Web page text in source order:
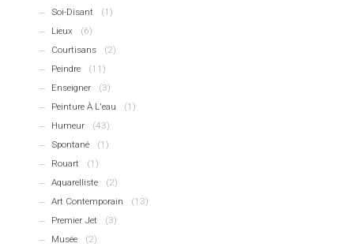
Soi-Disant
(1)
Lieux
(6)
Courtisans
(2)
Peindre
(11)
Enseigner
(3)
Peinture À L'eau
(1)
Humeur
(43)
Spontané
(1)
Rouart
(1)
Aquarelliste
(2)
Art Contemporain
(13)
Premier Jet
(3)
Musée
(2)